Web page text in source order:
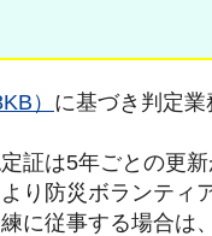
） に基づき判定
証は5年ごとの更新
り防災ボランティ
に従事する場合は